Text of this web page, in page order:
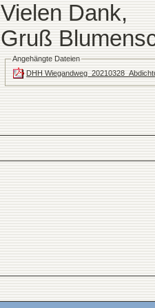
Vielen Dank,
Gruß
Angehängte Dateien
DHH